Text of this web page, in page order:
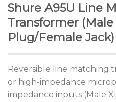
Shure A95U Line
Transformer
Plug/Female Jack)
Reversible line matching
or high-impedance
impedance inputs (Male